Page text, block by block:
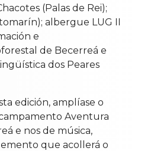
(Palas de Rei);
albergue LUG II
e
de Becerreá e
dos Peares
edición, amplíase o
Aventura
e nos de música,
que acollerá o